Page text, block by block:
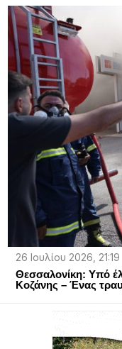
26 Ιουλίου 2026, 21:19
Θεσσαλονίκη: Υπό
Κοζάνης – Ένας